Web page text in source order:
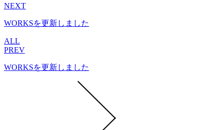
NEXT
WORKSを更新しました
ALL
PREV
WORKSを更新しました